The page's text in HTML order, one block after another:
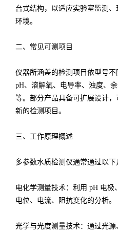
台式结构，以适应实验室监测
环境。
二、常见可测项目
仪器所涵盖的检测项目依型号
pH、溶解氧、电导率、浊度、
等。部分产品具备可扩展设计
新的检测项目。
三、工作原理概述
多参数水质检测仪通常通过以下
电化学测量技术：利用 pH 电
电位、电流、阻抗变化的分析。
光学与光度测量技术：通过光